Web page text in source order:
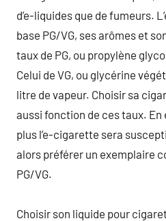
d’e-liquides que de fumeurs.
base PG/VG, ses arômes et
taux de PG, ou propylène
Celui de VG, ou glycérine
litre de vapeur. Choisir sa
aussi fonction de ces taux. En
plus l’e-cigarette sera
alors préférer un exemplaire
PG/VG.
Choisir son liquide pour